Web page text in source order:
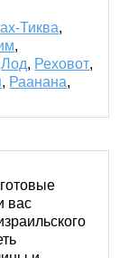
Тиква,
,
Лод, Реховот,
, Раанана,
вас